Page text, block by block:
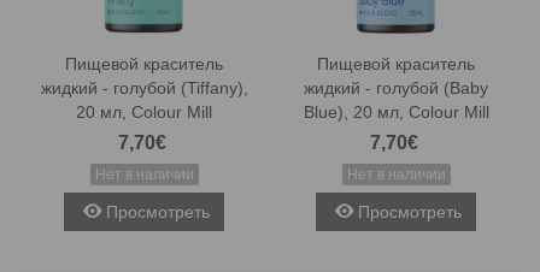
Пищевой краситель
жидкий - голубой (Tiffany),
20 мл, Colour Mill
7,70€
Нет в наличии
Просмотреть
Пищевой краситель
жидкий - голубой (Baby
Blue), 20 мл, Colour Mill
7,70€
Нет в наличии
Просмотреть